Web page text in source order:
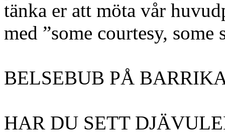
tänka er att möta vår
med ”some courtesy, some
BELSEBUB PÅ
HAR DU SETT